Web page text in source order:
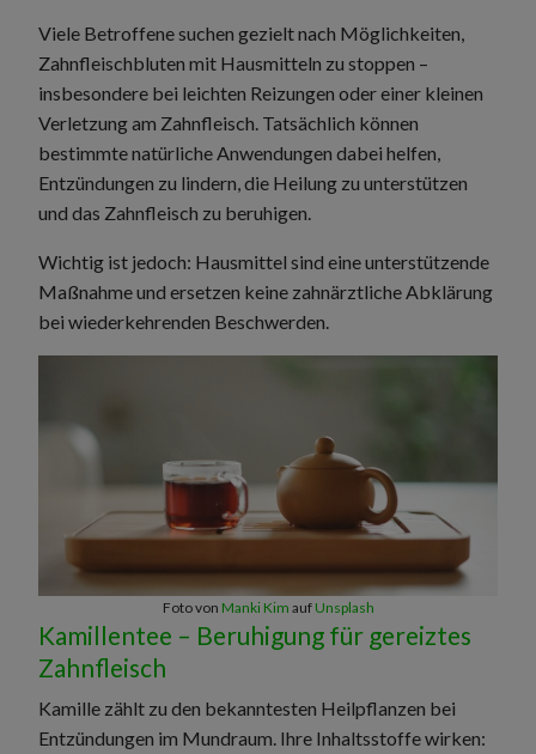
Viele Betroffene suchen gezielt nach Möglichkeiten,
Zahnfleischbluten mit Hausmitteln zu stoppen –
insbesondere bei leichten Reizungen oder einer kleinen
Verletzung am Zahnfleisch. Tatsächlich können
bestimmte natürliche Anwendungen dabei helfen,
Entzündungen zu lindern, die Heilung zu unterstützen
und das Zahnfleisch zu beruhigen.
Wichtig ist jedoch: Hausmittel sind eine unterstützende
Maßnahme und ersetzen keine zahnärztliche Abklärung
bei wiederkehrenden Beschwerden.
Foto von Manki Kim auf Unsplash
Kamillentee – Beruhigung für gereiztes
Zahnfleisch
Kamille zählt zu den bekanntesten Heilpflanzen bei
Entzündungen im Mundraum. Ihre Inhaltsstoffe wirken: